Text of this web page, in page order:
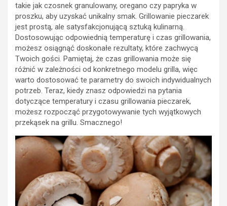
takie jak czosnek granulowany, oregano czy papryka w
proszku, aby uzyskać unikalny smak. Grillowanie pieczarek
jest prostą, ale satysfakcjonującą sztuką kulinarną.
Dostosowując odpowiednią temperaturę i czas grillowania,
możesz osiągnąć doskonałe rezultaty, które zachwycą
Twoich gości. Pamiętaj, że czas grillowania może się
różnić w zależności od konkretnego modelu grilla, więc
warto dostosować te parametry do swoich indywidualnych
potrzeb. Teraz, kiedy znasz odpowiedzi na pytania
dotyczące temperatury i czasu grillowania pieczarek,
możesz rozpocząć przygotowywanie tych wyjątkowych
przekąsek na grillu. Smacznego!